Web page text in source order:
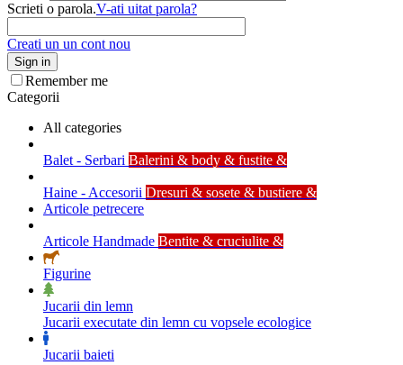
Scrieti o parola.V-ati uitat parola?
Creati un un cont nou
Sign in
Remember me
Categorii
All categories
Balet - Serbari Balerini & body & fustite &
Haine - Accesorii Dresuri & sosete & bustiere &
Articole petrecere
Articole Handmade Bentite & cruciulite &
Figurine
Jucarii din lemn
Jucarii executate din lemn cu vopsele ecologice
Jucarii baieti